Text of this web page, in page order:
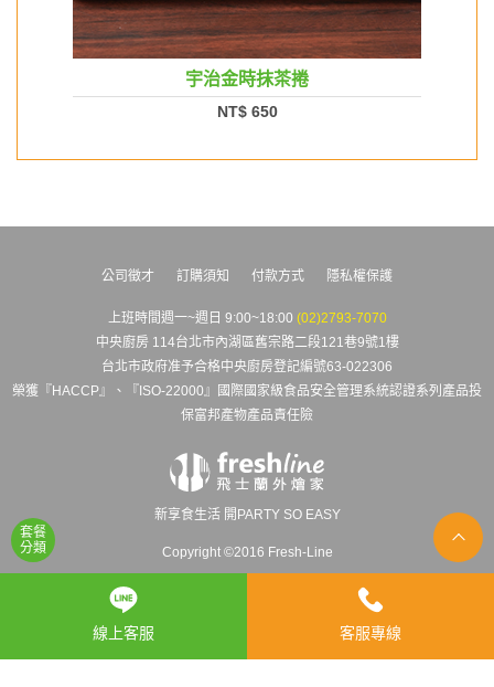
套餐
分類
宇治金時抹茶捲
NT$ 650
公司徵才 訂購須知 付款方式 隱私權保護
上班時間週一~週日 9:00~18:00 (02)2793-7070
中央廚房 114台北市內湖區舊宗路二段121巷9號1樓
台北市政府准予合格中央廚房登記編號63-022306
榮獲『HACCP』、『ISO-22000』國際國家級食品安全管理系統認證系列產品投
保富邦產物產品責任險
新享食生活 開PARTY SO EASY
Copyright ©2016 Fresh-Line
線上客服 客服專線